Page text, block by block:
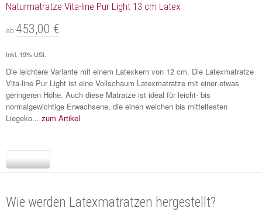
Naturmatratze Vita-line Pur Light 13 cm Latex
ab 453,00 €
Inkl. 19% USt.
Die leichtere Variante mit einem Latexkern von 12 cm. Die Latexmatratze
Vita-line Pur Light ist eine Vollschaum Latexmatratze mit einer etwas
geringeren Höhe. Auch diese Matratze ist ideal für leicht- bis
normalgewichtige Erwachsene, die einen weichen bis mittelfesten
Liegeko... zum Artikel
Wie werden Latexmatratzen hergestellt?